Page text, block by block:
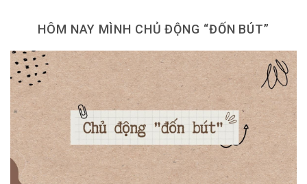
HÔM NAY MÌNH CHỦ ĐỘNG “ĐỐN BÚT”